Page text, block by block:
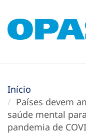
Início
Países devem
saúde mental
pandemia de